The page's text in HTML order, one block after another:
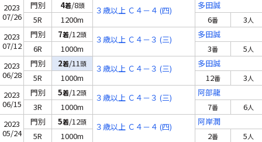
2023
07/26
門別 4着/8頭 ３歳以上 Ｃ４－４ (四)
多田誠
5R
1200m 6番 3人
2023
07/12
門別 7着/12頭 ３歳以上 Ｃ４－３ (三)
多田誠
6R
1000m 3番 5人
2023
06/28
門別 2着/11頭 ３歳以上 Ｃ４－３ (三)
多田誠
5R
1000m 12番 3人
2023
06/15
門別 5着/12頭 ３歳以上 Ｃ４－３ (三)
阿部龍
3R
1000m 7番 6人
2023
05/24
門別 5着/12頭 ３歳以上 Ｃ４－４ (四)
阿岸潤
5R
1000m 2番 5人